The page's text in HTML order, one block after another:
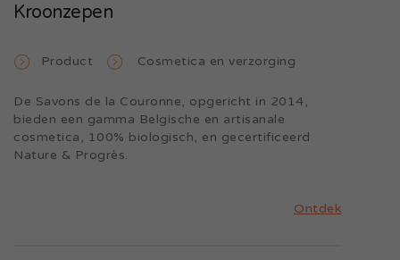
Kroonzepen
Product Cosmetica en verzorging
De Savons de la Couronne, opgericht in 2014,
bieden een gamma Belgische en artisanale
cosmetica, 100% biologisch, en gecertificeerd
Nature & Progrès.
Ontdek